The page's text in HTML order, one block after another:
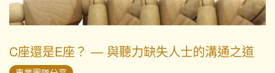
C座還是E座？ — 與聽力缺失人士的溝通之道